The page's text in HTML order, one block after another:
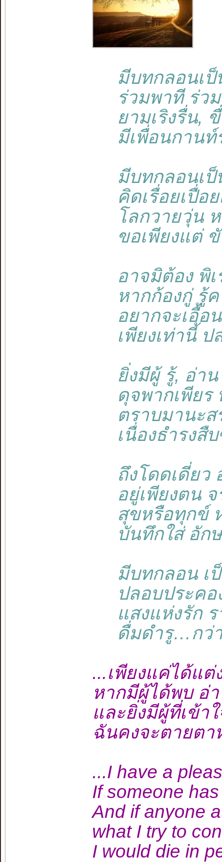
มีบทกลอนเป็
ร่วมพาที ร่วม
ยามเริงรื่น,
มีเพื่อนกานท์
มีบทกลอนเป็
คิดเรื่อยเปื่อย
โลกวายวุ่น ห
ขอเพียงแต่ ขั
อาจมิต้อง พิเ
หากก้องกู่ รู้ค
อยากจะเอื้อน
เพียงเท่านี้ ป
ยิ่งมีผู้ รู้, อ่าน
ดุจพากเพียร
ตราบมานะสร้
เนื่องธำรงสืบ
ถึงโดดเดี่ยว
อยู่เพียงตน จ
สุขหรือทุกข์
บันทึกใส่ อักษ
มีบทกลอน เป็
ปลอบประคอ
แสงแห่งรัก ร
ดื่มดำรู…กว่า
...เพียงแค่ได้แ
หากมีผู้ได้พบ อ่
และยิ่งมีผู้ที่เข้า
ฉันคงจะตายตา
...I have a
If someone
And if anyone
what I try to
I would die in